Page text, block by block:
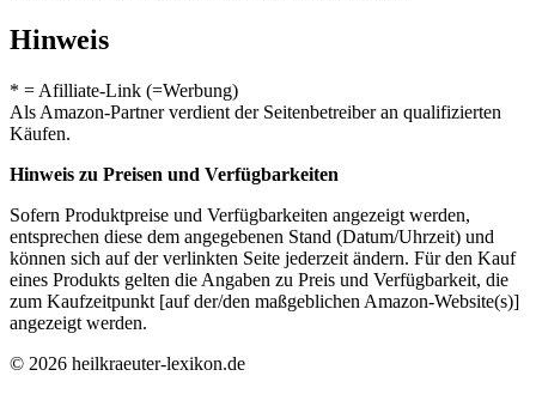
Hinweis
* = Afilliate-Link (=Werbung)
Als Amazon-Partner verdient der Seitenbetreiber an qualifizierten
Käufen.
Hinweis zu Preisen und Verfügbarkeiten
Sofern Produktpreise und Verfügbarkeiten angezeigt werden,
entsprechen diese dem angegebenen Stand (Datum/Uhrzeit) und
können sich auf der verlinkten Seite jederzeit ändern. Für den Kauf
eines Produkts gelten die Angaben zu Preis und Verfügbarkeit, die
zum Kaufzeitpunkt [auf der/den maßgeblichen Amazon-Website(s)]
angezeigt werden.
© 2026 heilkraeuter-lexikon.de